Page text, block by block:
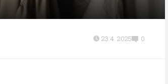
23.4. 2025 0